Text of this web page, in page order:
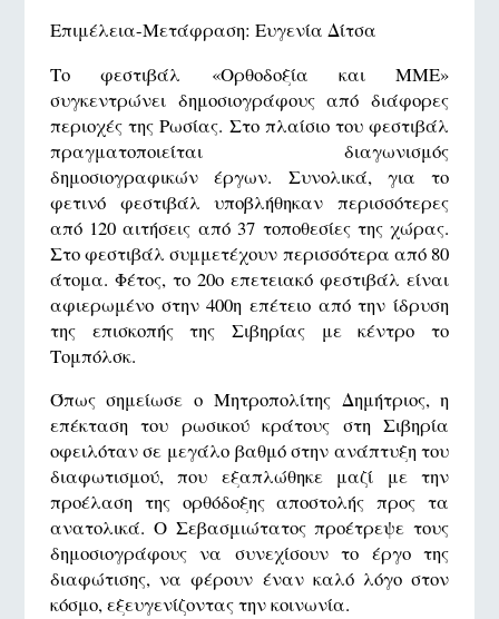
Επιμέλεια-Μετάφραση: Ευγενία Δίτσα
Το φεστιβάλ «Ορθοδοξία και ΜΜΕ»
συγκεντρώνει δημοσιογράφους από διάφορες
περιοχές της Ρωσίας. Στο πλαίσιο του φεστιβάλ
πραγματοποιείται διαγωνισμός
δημοσιογραφικών έργων. Συνολικά, για το
φετινό φεστιβάλ υποβλήθηκαν περισσότερες
από 120 αιτήσεις από 37 τοποθεσίες της χώρας.
Στο φεστιβάλ συμμετέχουν περισσότερα από 80
άτομα. Φέτος, το 20ο επετειακό φεστιβάλ είναι
αφιερωμένο στην 400η επέτειο από την ίδρυση
της επισκοπής της Σιβηρίας με κέντρο το
Τομπόλσκ.
Όπως σημείωσε ο Μητροπολίτης Δημήτριος, η
επέκταση του ρωσικού κράτους στη Σιβηρία
οφειλόταν σε μεγάλο βαθμό στην ανάπτυξη του
διαφωτισμού, που εξαπλώθηκε μαζί με την
προέλαση της ορθόδοξης αποστολής προς τα
ανατολικά. Ο Σεβασμιώτατος προέτρεψε τους
δημοσιογράφους να συνεχίσουν το έργο της
διαφώτισης, να φέρουν έναν καλό λόγο στον
κόσμο, εξευγενίζοντας την κοινωνία.